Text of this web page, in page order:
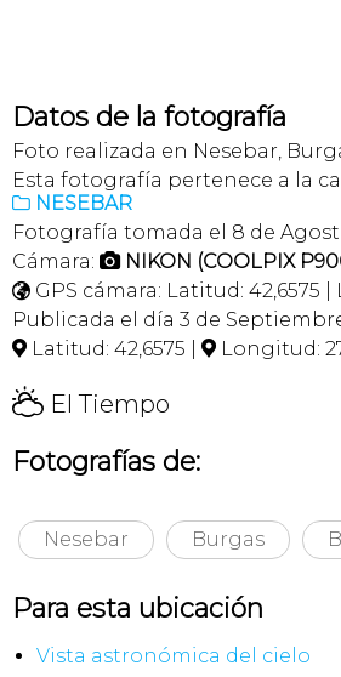
Datos de la fotografía
Foto realizada en Nesebar,
Esta fotografía pertenece a la
 NESEBAR
Fotografía tomada el 8 de Agosto
Cámara:  NIKON (COOLPIX
 GPS cámara: Latitud: 42,6575 |
Publicada el día 3 de Septiembre
 Latitud: 42,6575 |  Longitud:
H El Tiempo
Fotografías de:
Nesebar Burgas
Para esta ubicación
Vista astronómica del cielo